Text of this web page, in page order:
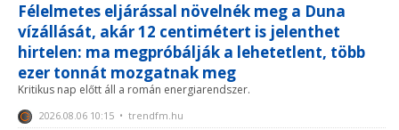
Félelmetes eljárással növelnék meg a Duna
vízállását, akár 12 centimétert is jelenthet
hirtelen: ma megpróbálják a lehetetlent, több
ezer tonnát mozgatnak meg
Kritikus nap előtt áll a román energiarendszer.
2026.08.06 10:15 • trendfm.hu